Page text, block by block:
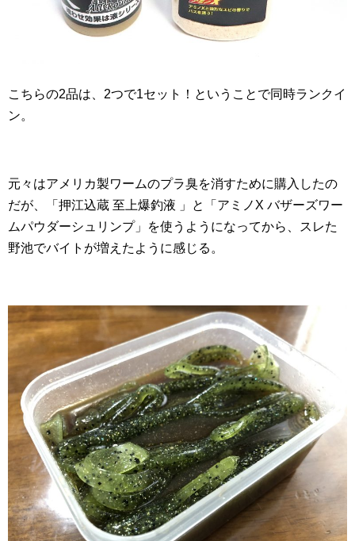
こちらの2品は、2つで1セット！ということで同時ランクイ
ン。
元々はアメリカ製ワームのプラ臭を消すために購入したの
だが、「押江込蔵 至上爆釣液 」と「アミノX バザーズワー
ムパウダーシュリンプ」を使うようになってから、スレた
野池でバイトが増えたように感じる。